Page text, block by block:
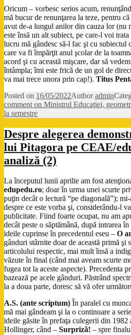
Oricum – vorbesc serios acum,
mă bucur de renunţarea la teze, pentru
avut de-a lungul anilor din cauza lor (nu
este însă un alt subiect, pe care-l voi
lucru mă gândesc să-l fac şi cu subiectul
care va fi împărţit anul şcolar de la
acord şi cu această mişcare, dar să
întâmpla; îmi este frică de un gol de
va mai trece unora prin cap!). Titus
Posted on 16/05/2022Authoradmin
comment on Ministrul Educaţiei,
la semestre
Despre alegerea
lui Pitagora pe CEAE/
analiză (2)
La începutul lunii aprilie am fost
edupedu.ro; doar în urma unei scurte
puţin decât o lectură “pe diagonală”);
despre ce este vorba şi, considerându-l
publicitate. Fiind foarte ocupat, nu am
decât peste o săptămână, după intrarea
ideile cuprinse în precedentul eseu – O
gânduri stârnite doar de această primă şi
articolului respectic, mai mult însă a
văzute în final (când mai aveam scurte
fugea tot la aceste aspecte). Precedenta
bazează pe acele gânduri. Păstrând
la a doua parte, doresc să vă ofer
A.S. (ante scriptum) În paralel cu
mă mai gândeam şi la o continuare a
ideile găsite în prefaţa culegerii din 1982
Hollinger, când – Surpriză! – spre